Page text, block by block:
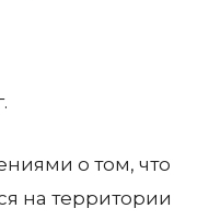
о том, что
на территории